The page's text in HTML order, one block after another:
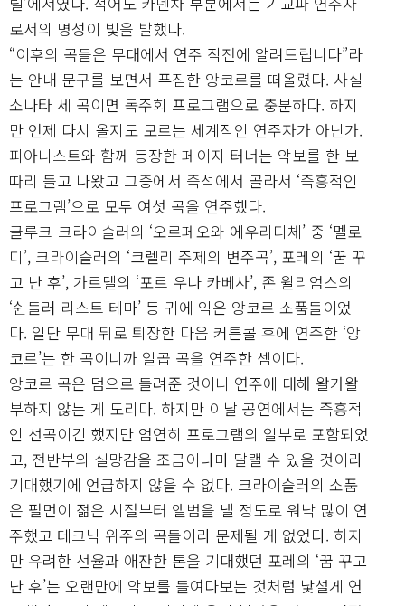
로서의 명성이 빛을 발했다.
“이후의 곡들은 무대에서 연주 직전에 알려드립니다”라
는 안내 문구를 보면서 푸짐한 앙코르를 떠올렸다. 사실
소나타 세 곡이면 독주회 프로그램으로 충분하다. 하지
만 언제 다시 올지도 모르는 세계적인 연주자가 아닌가.
피아니스트와 함께 등장한 페이지 터너는 악보를 한 보
따리 들고 나왔고 그중에서 즉석에서 골라서 ‘즉흥적인
프로그램’으로 모두 여섯 곡을 연주했다.
글루크-크라이슬러의 ‘오르페오와 에우리디체’ 중 ‘멜로
디’, 크라이슬러의 ‘코렐리 주제의 변주곡’, 포레의 ‘꿈 꾸
고 난 후’, 가르델의 ‘포르 우나 카베사’, 존 윌리엄스의
‘쉰들러 리스트 테마’ 등 귀에 익은 앙코르 소품들이었
다. 일단 무대 뒤로 퇴장한 다음 커튼콜 후에 연주한 ‘앙
코르’는 한 곡이니까 일곱 곡을 연주한 셈이다.
앙코르 곡은 덤으로 들려준 것이니 연주에 대해 왈가왈
부하지 않는 게 도리다. 하지만 이날 공연에서는 즉흥적
인 선곡이긴 했지만 엄연히 프로그램의 일부로 포함되었
고, 전반부의 실망감을 조금이나마 달랠 수 있을 것이라
기대했기에 언급하지 않을 수 없다. 크라이슬러의 소품
은 펄먼이 젊은 시절부터 앨범을 낼 정도로 워낙 많이 연
주했고 테크닉 위주의 곡들이라 문제될 게 없었다. 하지
만 유려한 선율과 애잔한 톤을 기대했던 포레의 ‘꿈 꾸고
난 후’는 오랜만에 악보를 들여다보는 것처럼 낯설게 연